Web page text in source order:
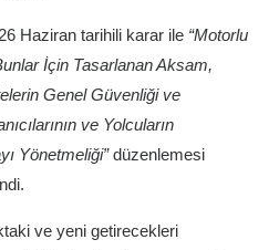
Haziran tarihili karar ile “Motorlu
İçin Tasarlanan Aksam,
Genel Güvenliği ve
ve Yolcuların
Yönetmeliği”düzenlemesi
ve yeni getirecekleri